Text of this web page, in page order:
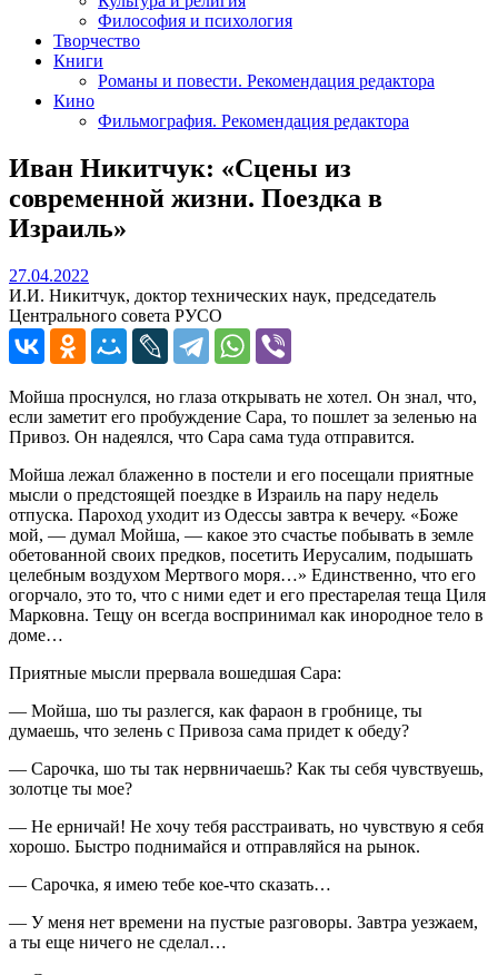
Философия и психология
Творчество
Книги
Романы и повести. Рекомендация редактора
Кино
Фильмография. Рекомендация редактора
Иван Никитчук: «Сцены из
современной жизни. Поездка в
Израиль»
27.04.2022
И.И. Никитчук, доктор технических наук, председатель
Центрального совета РУСО
Мойша проснулся, но глаза открывать не хотел. Он знал, что,
если заметит его пробуждение Сара, то пошлет за зеленью на
Привоз. Он надеялся, что Сара сама туда отправится.
Мойша лежал блаженно в постели и его посещали приятные
мысли о предстоящей поездке в Израиль на пару недель
отпуска. Пароход уходит из Одессы завтра к вечеру. «Боже
мой, — думал Мойша, — какое это счастье побывать в земле
обетованной своих предков, посетить Иерусалим, подышать
целебным воздухом Мертвого моря…» Единственно, что его
огорчало, это то, что с ними едет и его престарелая теща Циля
Марковна. Тещу он всегда воспринимал как инородное тело в
доме…
Приятные мысли прервала вошедшая Сара:
— Мойша, шо ты разлегся, как фараон в гробнице, ты
думаешь, что зелень с Привоза сама придет к обеду?
— Сарочка, шо ты так нервничаешь? Как ты себя чувствуешь,
золотце ты мое?
— Не ерничай! Не хочу тебя расстраивать, но чувствую я себя
хорошо. Быстро поднимайся и отправляйся на рынок.
— Сарочка, я имею тебе кое-что сказать…
— У меня нет времени на пустые разговоры. Завтра уезжаем,
а ты еще ничего не сделал…